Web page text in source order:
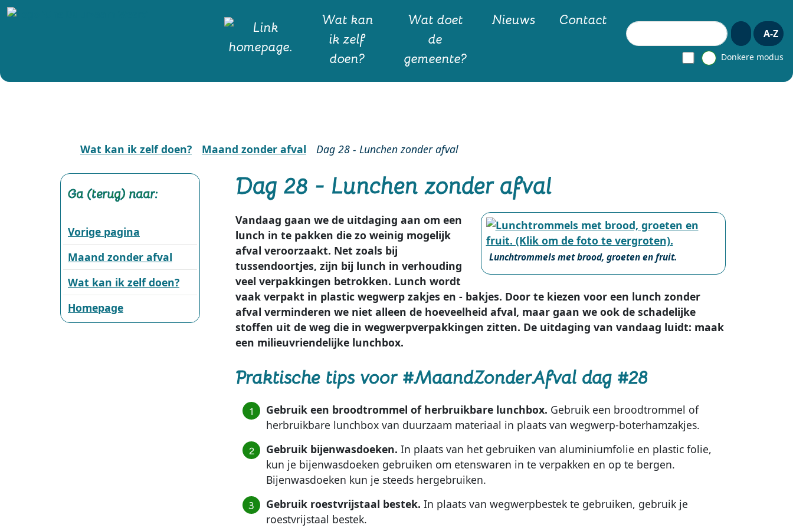
Wat kan
ik zelf
doen?
Wat doet
de
gemeente?
Nieuws Contact Zoeken A-Z
Donkere modus
Wat kan ik zelf doen? Maand zonder afval Dag 28 - Lunchen zonder afval
Ga (terug) naar:
Vorige pagina
Maand zonder afval
Wat kan ik zelf doen?
Homepage
Dag 28 - Lunchen zonder afval
Lunchtrommels met brood, groeten en fruit.
Vandaag gaan we de uitdaging aan om een
lunch in te pakken die zo weinig mogelijk
afval veroorzaakt. Net zoals bij
tussendoortjes, zijn bij lunch in verhouding
veel verpakkingen betrokken. Lunch wordt
vaak verpakt in plastic wegwerp zakjes en - bakjes. Door te kiezen voor een lunch zonder
afval verminderen we niet alleen de hoeveelheid afval, maar gaan we ook de schadelijke
stoffen uit de weg die in wegwerpverpakkingen zitten. De uitdaging van vandaag luidt: maak
een milieuvriendelijke lunchbox.
Praktische tips voor #MaandZonderAfval dag #28
Gebruik een broodtrommel of herbruikbare lunchbox. Gebruik een broodtrommel of
herbruikbare lunchbox van duurzaam materiaal in plaats van wegwerp-boterhamzakjes.
Gebruik bijenwasdoeken. In plaats van het gebruiken van aluminiumfolie en plastic folie,
kun je bijenwasdoeken gebruiken om etenswaren in te verpakken en op te bergen.
Bijenwasdoeken kun je steeds hergebruiken.
Gebruik roestvrijstaal bestek. In plaats van wegwerpbestek te gebruiken, gebruik je
roestvrijstaal bestek.